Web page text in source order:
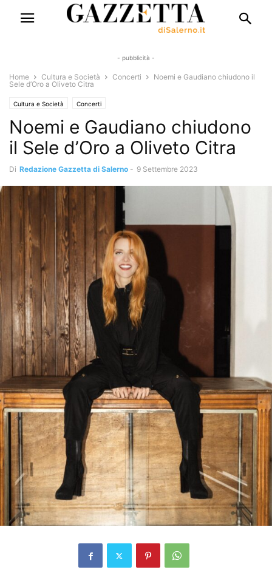
- pubblicità -
Home Cultura e Società Concerti
Noemi e Gaudiano chiudono il
Sele d’Oro a Oliveto Citra
Cultura e Società Concerti
Noemi e Gaudiano chiudono
il Sele d’Oro a Oliveto Citra
Di Redazione Gazzetta di Salerno - 9 Settembre 2023